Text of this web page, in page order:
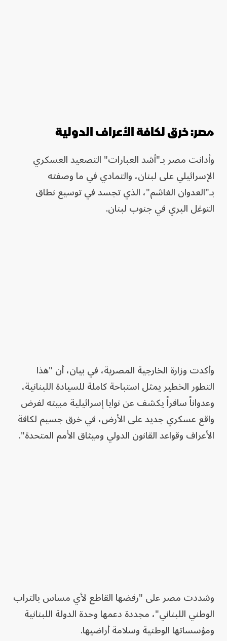
مصر: خرق لكافة الأعراف الدولية
وأدانت مصر بـ"أشد العبارات" التصعيد العسكري
الإسرائيلي على لبنان، والتمادي في ما وصفته
بـ"العدوان الغاشم"، الذي تجسد في توسيع نطاق
التوغل البري في جنوب لبنان.
وأكدت وزارة الخارجية المصرية، في بيان، أن "هذا
التطور الخطير يمثل استباحة كاملة للسيادة اللبنانية،
وعدواناً سافراً يكشف عن نوايا إسرائيلية مبيته لفرض
واقع عسكري جديد على الأرض، في خرق جسيم لكافة
الأعراف وقواعد القانون الدولي وميثاق الأمم المتحدة".
وشددت مصر على "رفضها القاطع لأي مساس بالتراب
الوطني اللبناني"، مجددة دعمها وحدة الدولة اللبنانية
ومؤسساتها الوطنية وسلامة أراضيها.